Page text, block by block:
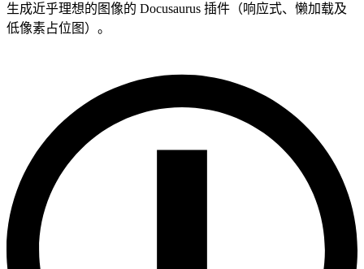
生成近乎理想的图像的 Docusaurus 插件（响应式、懒加载及
低像素占位图）。